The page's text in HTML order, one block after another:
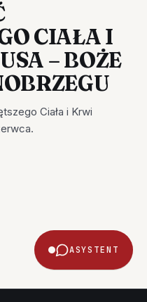
ASYSTENT
CIAŁA I
– BOŻE
Ciała i Krwi